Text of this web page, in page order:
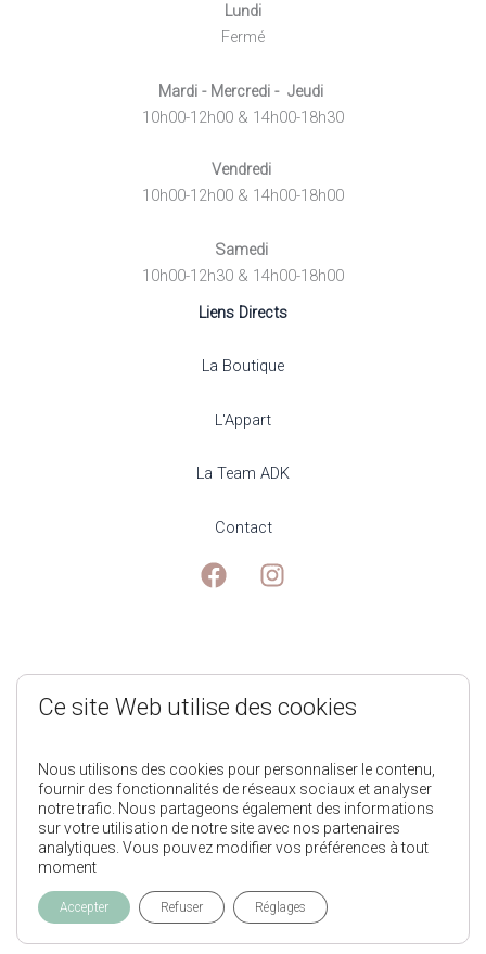
Lundi
Fermé
Mardi - Mercredi - Jeudi
10h00-12h00 & 14h00-18h30
Vendredi
10h00-12h00 & 14h00-18h00
Samedi
10h00-12h30 & 14h00-18h00
Liens Directs
La Boutique
L'Appart
La Team ADK
Contact
Mentions Légales
Conditions générales de ventes
L'Appart des Kids © 2025
Ce site Web utilise des cookies
Nous utilisons des cookies pour personnaliser le contenu,
fournir des fonctionnalités de réseaux sociaux et analyser
notre trafic. Nous partageons également des informations
sur votre utilisation de notre site avec nos partenaires
analytiques. Vous pouvez modifier vos préférences à tout
moment
Accepter Refuser Réglages